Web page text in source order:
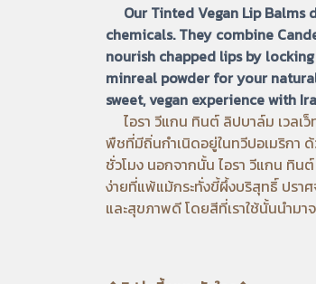
Our Tinted Vegan Lip
chemicals. They combine
nourish chapped lips by
minreal powder for your
sweet, vegan experience with
ไอรา วีแกน ทินต์ ลิปบาล์ม เวลเ
พืชที่มีถิ่นกำเนิดอยู่ในทวีปอเมริกา
ชั่วโมง นอกจากนั้น ไอรา วีแกน ทิ
ง่ายที่แพ้แม้กระทั่งขี้ผึ้งบริสุทธิ์ ปรา
และสุขภาพดี โดยสีที่เราใช้นั้นนำมา